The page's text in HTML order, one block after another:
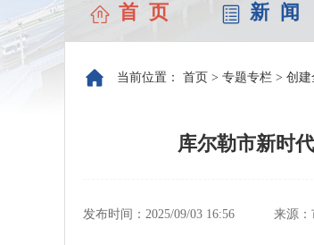
首 页 新 闻
当前位置： 首页 > 专题专栏 > 创建
库尔勒市新时
发布时间：2025/09/03 16:56 来源